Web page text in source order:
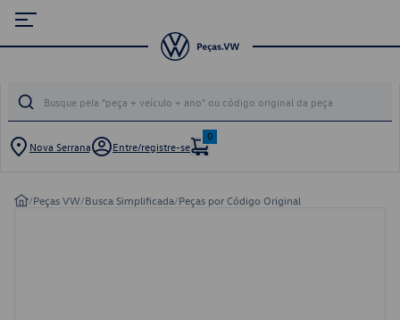
Nova Serrana Entre/registre-se
0
/Peças VW/Busca Simplificada/Peças por Código Original